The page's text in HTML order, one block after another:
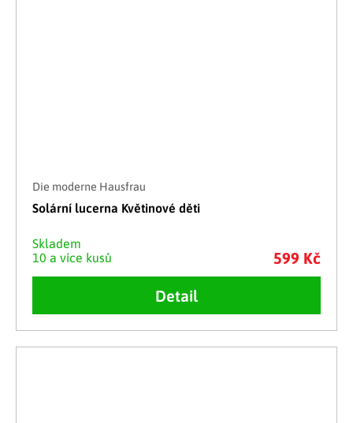
Die moderne Hausfrau
Solární lucerna Květinové děti
Skladem
10 a více kusů
599 Kč
Detail